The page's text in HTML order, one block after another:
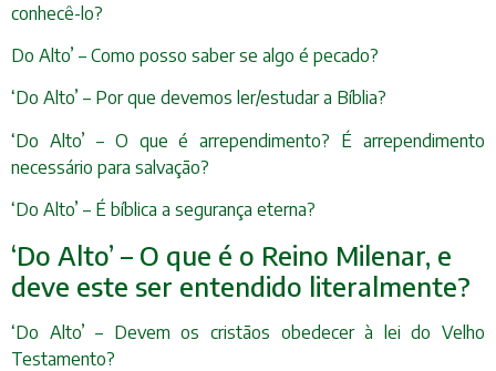
conhecê-lo?
Do Alto’ – Como posso saber se algo é pecado?
‘Do Alto’ – Por que devemos ler/estudar a Bíblia?
‘Do Alto’ – O que é arrependimento? É arrependimento
necessário para salvação?
‘Do Alto’ – É bíblica a segurança eterna?
‘Do Alto’ – O que é o Reino Milenar, e
deve este ser entendido literalmente?
‘Do Alto’ – Devem os cristãos obedecer à lei do Velho
Testamento?